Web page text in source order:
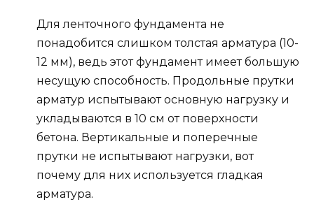
Для ленточного фундамента не
понадобится слишком толстая арматура (10-
12 мм), ведь этот фундамент имеет большую
несущую способность. Продольные прутки
арматур испытывают основную нагрузку и
укладываются в 10 см от поверхности
бетона. Вертикальные и поперечные
прутки не испытывают нагрузки, вот
почему для них используется гладкая
арматура.